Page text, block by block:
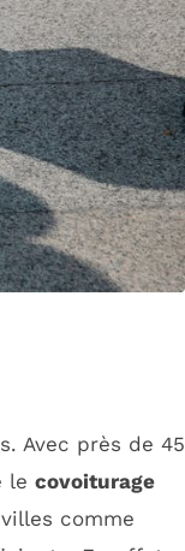
Avec près de 45
le covoiturage
comme